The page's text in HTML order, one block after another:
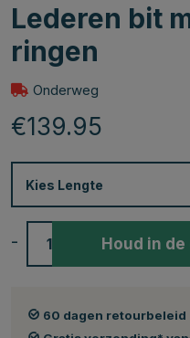
Lederen bit
ringen
Onderweg
€139.95
Kies Lengte
- Houd in de
60 dagen retourbeleid